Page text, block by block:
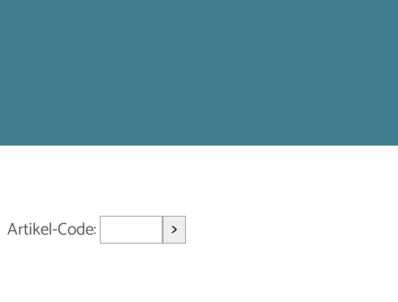
Artikel-Code: >